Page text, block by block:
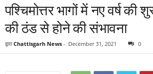
पश्चिमोत्तर भागों में नए वर्ष
की ठंड से होने की संभावना
द्वारा Chattisgarh News - December 31, 2021 0